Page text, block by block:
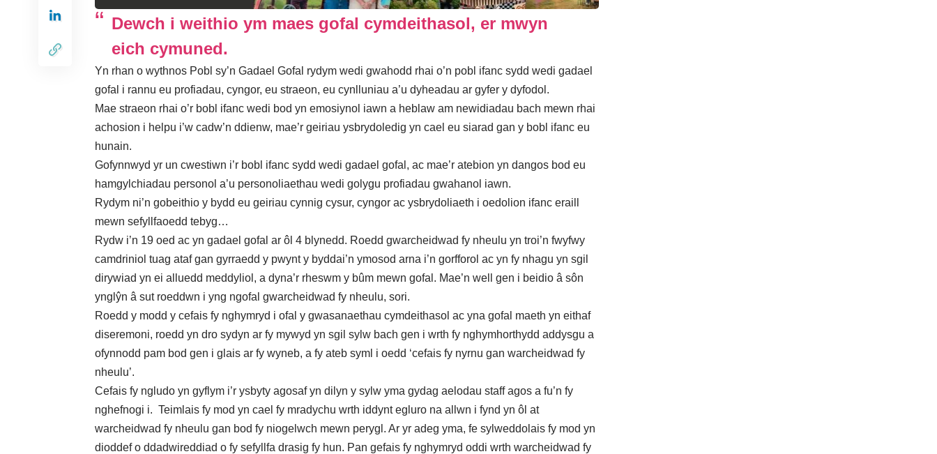
Dewch i weithio ym maes gofal cymdeithasol, er mwyn
eich cymuned.
Yn rhan o wythnos Pobl sy’n Gadael Gofal rydym wedi gwahodd rhai o’n pobl ifanc sydd wedi gadael
gofal i rannu eu profiadau, cyngor, eu straeon, eu cynlluniau a’u dyheadau ar gyfer y dyfodol.
Mae straeon rhai o’r bobl ifanc wedi bod yn emosiynol iawn a heblaw am newidiadau bach mewn rhai
achosion i helpu i’w cadw’n ddienw, mae’r geiriau ysbrydoledig yn cael eu siarad gan y bobl ifanc eu
hunain.
Gofynnwyd yr un cwestiwn i’r bobl ifanc sydd wedi gadael gofal, ac mae’r atebion yn dangos bod eu
hamgylchiadau personol a’u personoliaethau wedi golygu profiadau gwahanol iawn.
Rydym ni’n gobeithio y bydd eu geiriau cynnig cysur, cyngor ac ysbrydoliaeth i oedolion ifanc eraill
mewn sefyllfaoedd tebyg…
Rydw i’n 19 oed ac yn gadael gofal ar ôl 4 blynedd. Roedd gwarcheidwad fy nheulu yn troi’n fwyfwy
camdriniol tuag ataf gan gyrraedd y pwynt y byddai’n ymosod arna i’n gorfforol ac yn fy nhagu yn sgil
dirywiad yn ei alluedd meddyliol, a dyna’r rheswm y bûm mewn gofal. Mae’n well gen i beidio â sôn
ynglŷn â sut roeddwn i yng ngofal gwarcheidwad fy nheulu, sori.
Roedd y modd y cefais fy nghymryd i ofal y gwasanaethau cymdeithasol ac yna gofal maeth yn eithaf
diseremoni, roedd yn dro sydyn ar fy mywyd yn sgil sylw bach gen i wrth fy nghymhorthydd addysgu a
ofynnodd pam bod gen i glais ar fy wyneb, a fy ateb syml i oedd ‘cefais fy nyrnu gan warcheidwad fy
nheulu’.
Cefais fy ngludo yn gyflym i’r ysbyty agosaf yn dilyn y sylw yma gydag aelodau staff agos a fu’n fy
nghefnogi i. Teimlais fy mod yn cael fy mradychu wrth iddynt egluro na allwn i fynd yn ôl at
warcheidwad fy nheulu gan bod fy niogelwch mewn perygl. Ar yr adeg yma, fe sylweddolais fy mod yn
dioddef o ddadwireddiad o fy sefyllfa drasig fy hun. Pan gefais fy nghymryd oddi wrth warcheidwad fy